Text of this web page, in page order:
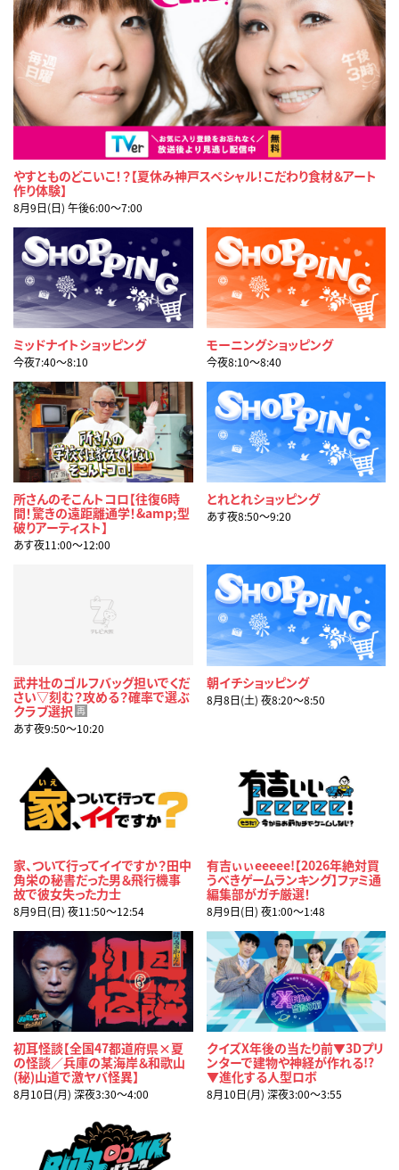
やすとものどこいこ！？【夏休み神戸スペシャル！こだわり食材＆アート
作り体験】
8月9日(日) 午後6:00〜7:00
ミッドナイトショッピング
今夜7:40〜8:10
モーニングショッピング
今夜8:10〜8:40
所さんのそこんトコロ【往復6時
間！驚きの遠距離通学！&amp;型
破りアーティスト】
あす夜11:00〜12:00
とれとれショッピング
あす夜8:50〜9:20
武井壮のゴルフバッグ担いでくだ
さい▽刻む？攻める？確率で選ぶ
クラブ選択 再
あす夜9:50〜10:20
朝イチショッピング
8月8日(土) 夜8:20〜8:50
家、ついて行ってイイですか？田中
角栄の秘書だった男＆飛行機事
故で彼女失った力士
8月9日(日) 夜11:50〜12:54
有吉ぃぃeeeee!【2026年絶対買
うべきゲームランキング】ファミ通
編集部がガチ厳選！
8月9日(日) 夜1:00〜1:48
初耳怪談【全国47都道府県×夏
の怪談／兵庫の某海岸＆和歌山
(秘)山道で激ヤバ怪異】
8月10日(月) 深夜3:30〜4:00
クイズX年後の当たり前▼3Dプリ
ンターで建物や神経が作れる!?
▼進化する人型ロボ
8月10日(月) 深夜3:00〜3:55